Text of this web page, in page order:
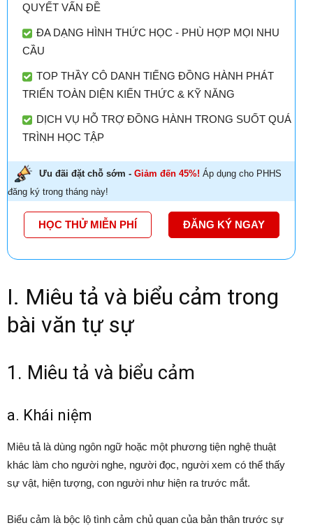
QUYẾT VẤN ĐỀ
ĐA DẠNG HÌNH THỨC HỌC - PHÙ HỢP MỌI NHU
CẦU
TOP THẦY CÔ DANH TIẾNG ĐỒNG HÀNH PHÁT
TRIỂN TOÀN DIỆN KIẾN THỨC & KỸ NĂNG
DỊCH VỤ HỖ TRỢ ĐỒNG HÀNH TRONG SUỐT QUÁ
TRÌNH HỌC TẬP
Ưu đãi đặt chỗ sớm - Giảm đến 45%! Áp dụng cho PHHS
đăng ký trong tháng này!
HỌC THỬ MIỄN PHÍ ĐĂNG KÝ NGAY
I. Miêu tả và biểu cảm trong
bài văn tự sự
1. Miêu tả và biểu cảm
a. Khái niệm
Miêu tả là dùng ngôn ngữ hoặc một phương tiện nghệ thuật
khác làm cho người nghe, người đọc, người xem có thể thấy
sự vật, hiện tượng, con người như hiện ra trước mắt.
Biểu cảm là bộc lộ tình cảm chủ quan của bản thân trước sự